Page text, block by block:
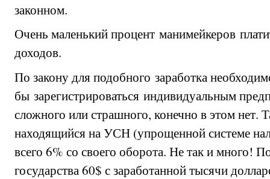
законном.
Очень маленький процент манимейкеров
доходов.
По закону для подобного заработка
бы зарегистрироваться индивидуальным
сложного или страшного, конечно в этом нет.
находящийся на УСН (упрощенной системе
всего 6% со своего оборота. Не так и много!
государства 60$ с заработанной тысячи